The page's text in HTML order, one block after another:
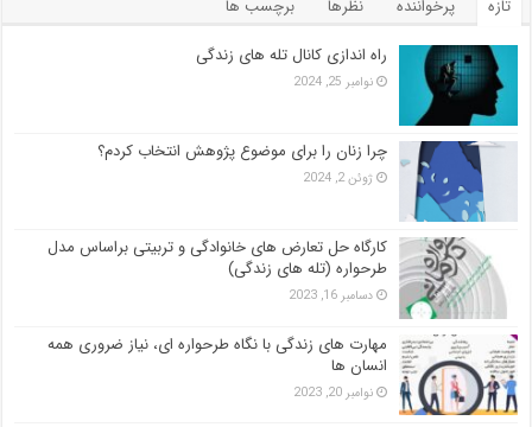
تازه پرخواننده نظرها
برچسب ها
راه اندازی کانال تله های زندگی
نوامبر 25, 2024
چرا زنان را برای موضوع پژوهش انتخاب کردم؟
ژوئن 2, 2024
کارگاه حل تعارض های خانوادگی و تربیتی براساس مدل
طرحواره (تله های زندگی)
دسامبر 16, 2023
مهارت های زندگی با نگاه طرحواره ای، نیاز ضروری همه
انسان ها
نوامبر 20, 2023